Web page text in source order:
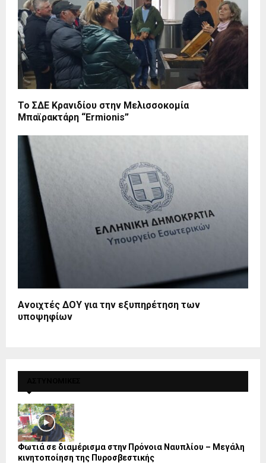
Το ΣΔΕ Κρανιδίου στην Μελισσοκομία
Μπαϊρακτάρη “Ermionis”
Ανοιχτές ΔΟΥ για την εξυπηρέτηση των
υποψηφίων
Φωτιά σε διαμέρισμα στην Πρόνοια Ναυπλίου – Μεγάλη
κινητοποίηση της Πυροσβεστικής